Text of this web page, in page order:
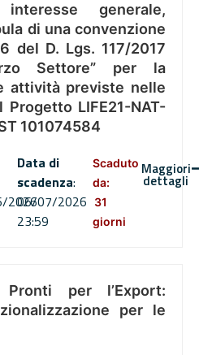
generale,
di una convenzione
del D. Lgs. 117/2017
Settore” per la
attività previste nelle
LIFE21-NAT-
101074584
2026
Data di
scadenza:
06/07/2026
23:59
Scaduto
da:
31
giorni
Maggiori
dettagli
per l’Export:
per le